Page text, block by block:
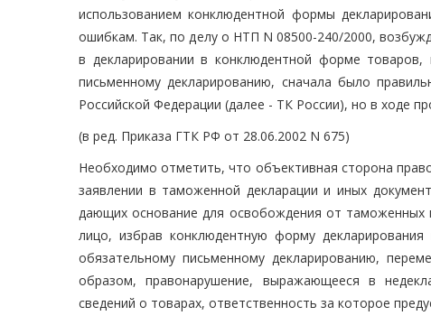
использованием конклюдентной формы
ошибкам. Так, по делу о НТП N 08500-240/2000,
в декларировании в конклюдентной форме
письменному декларированию, сначала было
Российской Федерации (далее - ТК России), но в ходе
(в ред. Приказа ГТК РФ от 28.06.2002 N 675)
Необходимо отметить, что объективная сторона
заявлении в таможенной декларации и иных
дающих основание для освобождения от таможенных
лицо, избрав конклюдентную форму
обязательному письменному декларированию,
образом, правонарушение, выражающееся в
сведений о товарах, ответственность за которое